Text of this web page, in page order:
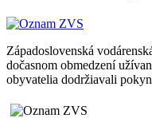
Západoslovenská
dočasnom obmedzení
obyvatelia dodržiavali